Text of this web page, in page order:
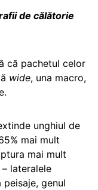
de călătorie
că pachetul celor
wide, una macro,
unghiul de
mai mult
mai mult
lateralele
genul